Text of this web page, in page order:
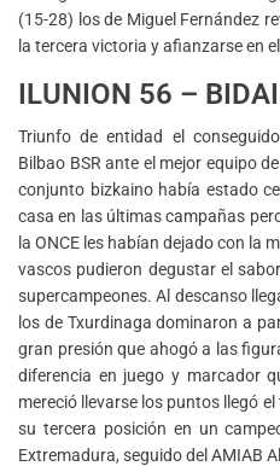
(15-28) los de Miguel Fernández
la tercera victoria y afianzarse en
ILUNION 56 –
Triunfo de entidad el
Bilbao BSR ante el mejor equipo
conjunto bizkaino había estado
casa en las últimas campañas
la ONCE les habían dejado con la
vascos pudieron degustar el
supercampeones. Al descanso
los de Txurdinaga dominaron a
gran presión que ahogó a las
diferencia en juego y marcador
mereció llevarse los puntos llegó
su tercera posición en un
Extremadura, seguido del AMIAB